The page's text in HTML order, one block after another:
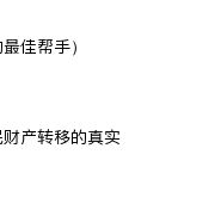
佳帮手）
产转移的真实